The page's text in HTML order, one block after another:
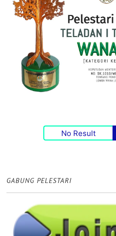
No Result
GABUNG PELESTARI